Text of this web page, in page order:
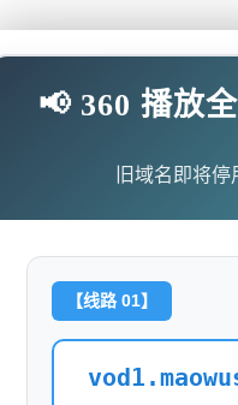
📢 360 播放
旧域名即将
【线路 01】